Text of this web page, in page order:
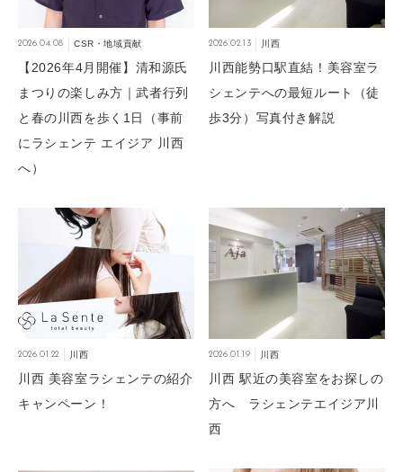
2026.04.08 CSR・地域貢献
【2026年4月開催】清和源氏
まつりの楽しみ方｜武者行列
と春の川西を歩く1日（事前
にラシェンテ エイジア 川西
へ）
2026.02.13 川西
川西能勢口駅直結！美容室ラ
シェンテへの最短ルート（徒
歩3分）写真付き解説
2026.01.22 川西
川西 美容室ラシェンテの紹介
キャンペーン！
2026.01.19 川西
川西 駅近の美容室をお探しの
方へ ラシェンテエイジア川
西